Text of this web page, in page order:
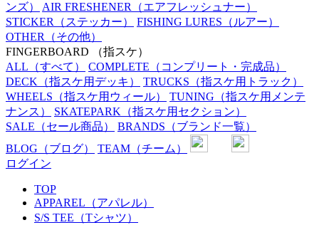
ンズ）
AIR FRESHENER （エアフレッシュナー）
STICKER （ステッカー） FISHING LURES （ルアー）
OTHER （その他）
FINGERBOARD
（指スケ）
ALL （すべて） COMPLETE （コンプリート・完成品）
DECK （指スケ用デッキ） TRUCKS （指スケ用トラック）
WHEELS （指スケ用ウィール） TUNING （指スケ用メンテ
ナンス）
SKATEPARK （指スケ用セクション）
SALE （セール商品） BRANDS （ブランド一覧）
BLOG （ブログ） TEAM （チーム）
ログイン
TOP
APPAREL（アパレル）
S/S TEE（Tシャツ）